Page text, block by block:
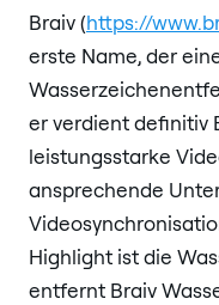
Braiv (https://
erste Name, der
er verdient definitiv
leistungsstarke
ansprechende
Highlight ist die
entfernt Braiv